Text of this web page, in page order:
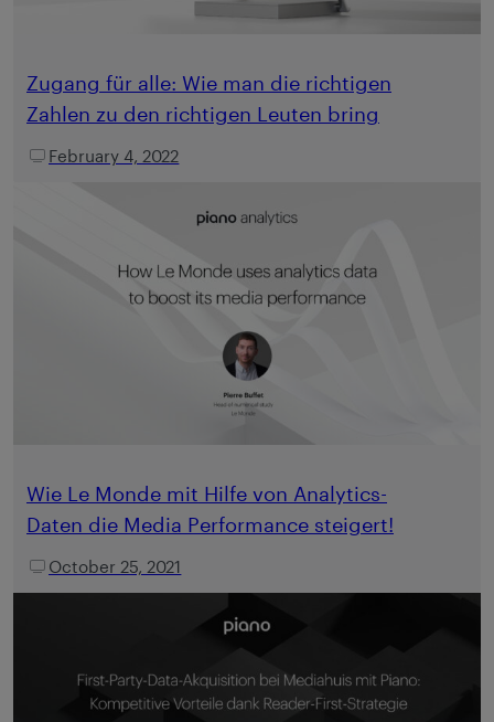
Zugang für alle: Wie man die richtigen
Zahlen zu den richtigen Leuten bring
February 4, 2022
Wie Le Monde mit Hilfe von Analytics-
Daten die Media Performance steigert!
October 25, 2021